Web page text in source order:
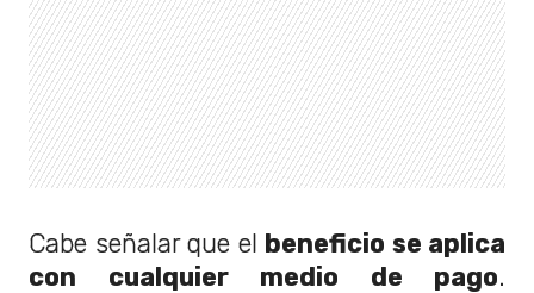
Cabe señalar que el beneficio se aplica
con cualquier medio de pago.